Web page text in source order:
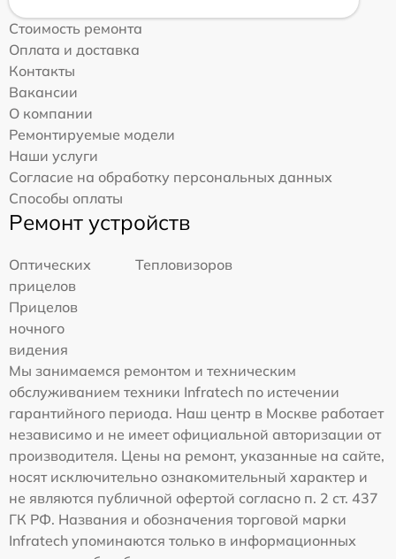
Стоимость ремонта
Оплата и доставка
Контакты
Вакансии
О компании
Ремонтируемые модели
Наши услуги
Согласие на обработку персональных данных
Способы оплаты
Ремонт устройств
Оптических
прицелов
Тепловизоров
Прицелов
ночного
видения
Мы занимаемся ремонтом и техническим
обслуживанием техники Infratech по истечении
гарантийного периода. Наш центр в Москве работает
независимо и не имеет официальной авторизации от
производителя. Цены на ремонт, указанные на сайте,
носят исключительно ознакомительный характер и
не являются публичной офертой согласно п. 2 ст. 437
ГК РФ. Названия и обозначения торговой марки
Infratech упоминаются только в информационных